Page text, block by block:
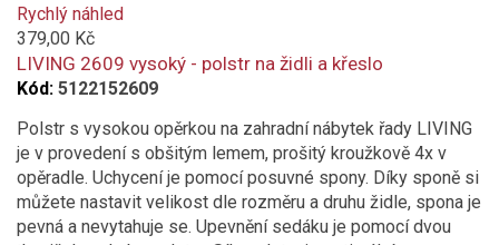
added
to
compare
Rychlý náhled
379,00 Kč
LIVING 2609 vysoký - polstr na židli a křeslo
Kód: 5122152609
Polstr s vysokou opěrkou na zahradní nábytek řady LIVING
je v provedení s obšitým lemem, prošitý kroužkově 4x v
opěradle. Uchycení je pomocí posuvné spony. Díky sponě si
můžete nastavit velikost dle rozměru a druhu židle, spona je
pevná a nevytahuje se. Upevnění sedáku je pomocí dvou